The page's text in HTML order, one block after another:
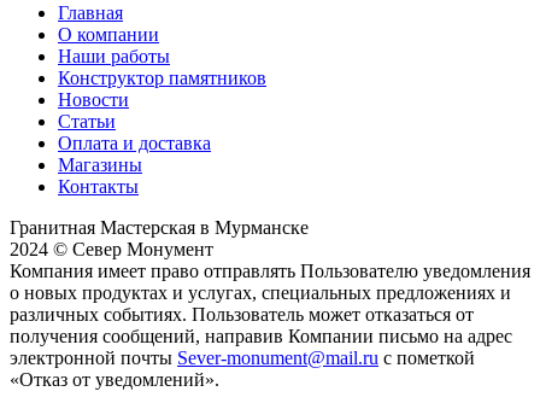
Главная
О компании
Наши работы
Конструктор памятников
Новости
Статьи
Оплата и доставка
Магазины
Контакты
Гранитная Мастерская в Мурманске
2024 © Север Монумент
Компания имеет право отправлять Пользователю уведомления
о новых продуктах и услугах, специальных предложениях и
различных событиях. Пользователь может отказаться от
получения сообщений, направив Компании письмо на адрес
электронной почты Sever-monument@mail.ru с пометкой
«Отказ от уведомлений».